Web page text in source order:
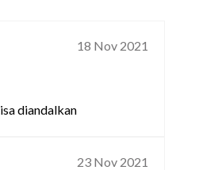
18 Nov 2021
diandalkan
23 Nov 2021